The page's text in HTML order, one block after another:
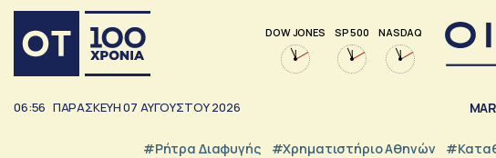
DOW JONES SP 500 NASDAQ
06:56 ΠΑΡΑΣΚΕΥΗ07 ΑΥΓΟΥΣΤΟΥ2026
#ρήτρα Διαφυγής #Χρηματιστήριο Αθηνών